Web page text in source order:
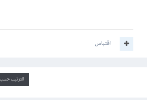
اقتباس
الترتيب حسب